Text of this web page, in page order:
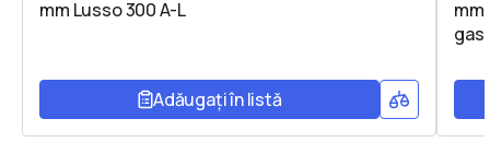
mm Lusso 300 A-L
Adăugați în listă